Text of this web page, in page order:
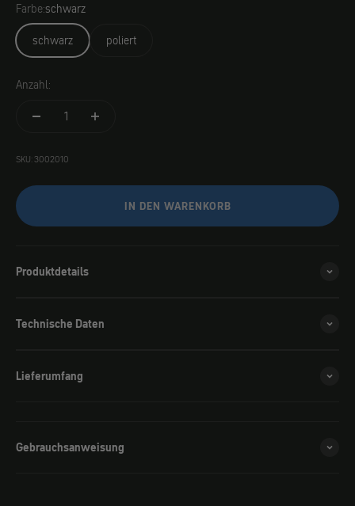
Farbe:schwarz
schwarz
poliert
Anzahl:
SKU: 3002010
IN DEN WARENKORB
Produktdetails
Technische Daten
Lieferumfang
Gebrauchsanweisung